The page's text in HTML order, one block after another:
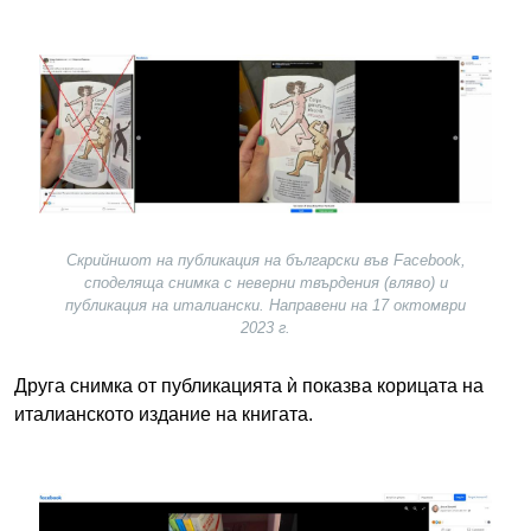
Image
Скрийншот на публикация на български във Facebook,
споделяща снимка с неверни твърдения (вляво) и
публикация на италиански. Направени на 17 октомври
2023 г.
Друга снимка от публикацията ѝ показва корицата на
италианското издание на книгата.
Image